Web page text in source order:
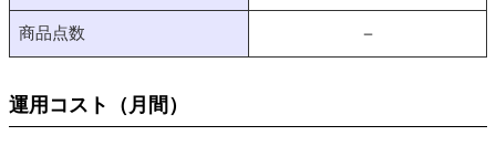
商品点数 －
運用コスト（月間）